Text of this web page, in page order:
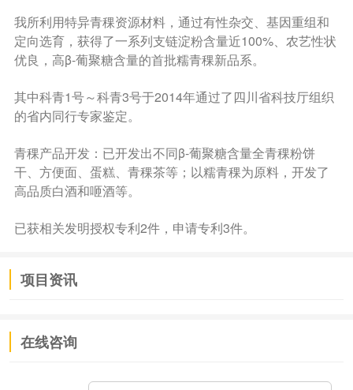
我所利用特异青稞资源材料，通过有性杂交、基因重组和
定向选育，获得了一系列支链淀粉含量近100%、农艺性状
优良，高β-葡聚糖含量的首批糯青稞新品系。
其中科青1号～科青3号于2014年通过了四川省科技厅组织
的省内同行专家鉴定。
青稞产品开发：已开发出不同β-葡聚糖含量全青稞粉饼
干、方便面、蛋糕、青稞茶等；以糯青稞为原料，开发了
高品质白酒和咂酒等。
已获相关发明授权专利2件，申请专利3件。
项目资讯
在线咨询